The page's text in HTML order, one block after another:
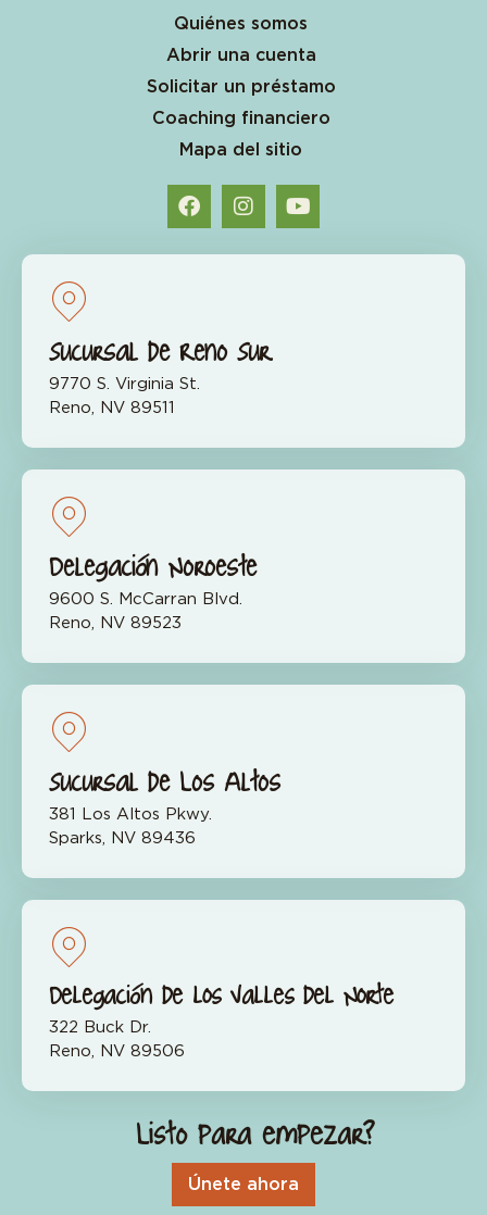
Quiénes somos
Abrir una cuenta
Solicitar un préstamo
Coaching financiero
Mapa del sitio
Sucursal de Reno Sur
9770 S. Virginia St.
Reno, NV 89511
Delegación Noroeste
9600 S. McCarran Blvd.
Reno, NV 89523
Sucursal de Los Altos
381 Los Altos Pkwy.
Sparks, NV 89436
Delegación de los Valles del Norte
322 Buck Dr.
Reno, NV 89506
¿Listo para empezar?
Únete ahora